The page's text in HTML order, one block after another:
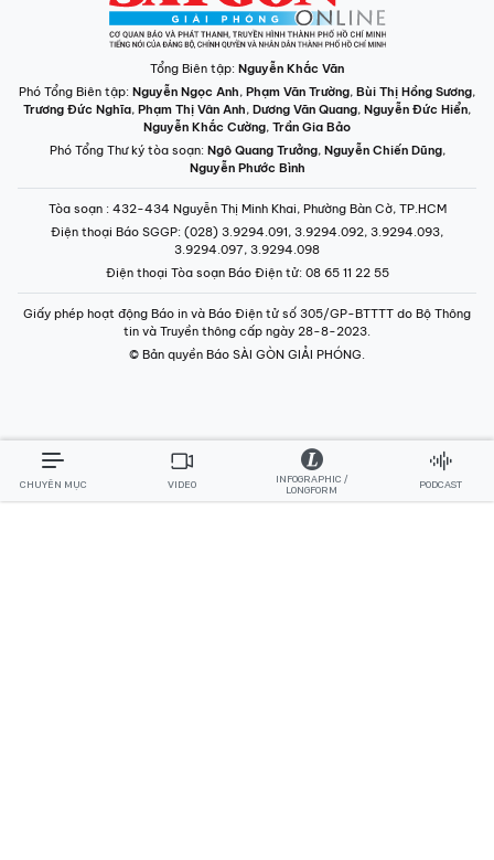
Tổng Biên tập: Nguyễn Khắc Văn
Phó Tổng Biên tập: Nguyễn Ngọc Anh, Phạm Văn Trường, Bùi Thị Hồng Sương,
Trương Đức Nghĩa, Phạm Thị Vân Anh, Dương Văn Quang, Nguyễn Đức Hiển,
Nguyễn Khắc Cường, Trần Gia Bảo
Phó Tổng Thư ký tòa soạn: Ngô Quang Trưởng, Nguyễn Chiến Dũng,
Nguyễn Phước Bình
Tòa soạn : 432-434 Nguyễn Thị Minh Khai, Phường Bàn Cờ, TP.HCM
Điện thoại Báo SGGP: (028) 3.9294.091, 3.9294.092, 3.9294.093,
3.9294.097, 3.9294.098
Điện thoại Tòa soạn Báo Điện tử: 08 65 11 22 55
Giấy phép hoạt động Báo in và Báo Điện tử số 305/GP-BTTTT do Bộ Thông
tin và Truyền thông cấp ngày 28-8-2023.
© Bản quyền Báo SÀI GÒN GIẢI PHÓNG.
CHUYÊN MỤC VIDEO
INFOGRAPHIC /
LONGFORM
PODCAST